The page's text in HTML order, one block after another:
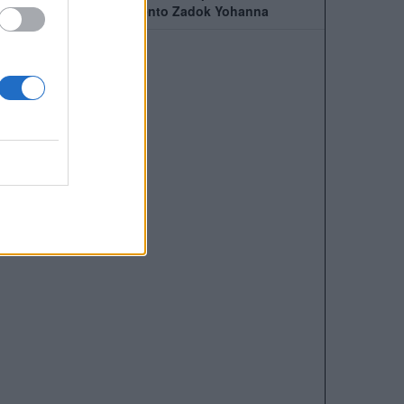
ufficiale l'arrivo del talento Zadok Yohanna